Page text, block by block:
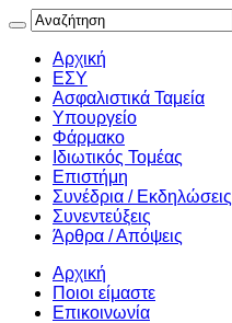
Αρχική
ΕΣΥ
Ασφαλιστικά Ταμεία
Υπουργείο
Φάρμακο
Ιδιωτικός Τομέας
Επιστήμη
Συνέδρια / Εκδηλώσεις
Συνεντεύξεις
Άρθρα / Απόψεις
Αρχική
Ποιοι είμαστε
Επικοινωνία